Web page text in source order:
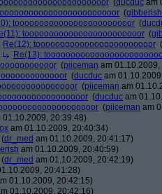
(ducduc am
(gibberish
toooooooooooooooooooooooor (
toooooooooooooooooooooooor (
Re(12): toooooooooooooooooooooooor (
Re(13):
(piiceman am
(ducduc am
(piiceman am
(ducduc am
(piiceman am
01.10.2009, 20:39:48)
am 01.10.2009, 20:40:34)
(dr_med am 01.10.2009, 20:41:17)
am 01.10.2009, 20:40:59)
(dr_med am 01.10.2009, 20:42:19)
20:41:28)
01.10.2009, 20:42:15)
01.10.2009, 20:42:16)